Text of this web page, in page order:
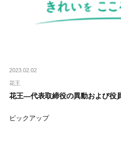
2023.02.02
花王
花王―代表取締役の異動および役
ピックアップ